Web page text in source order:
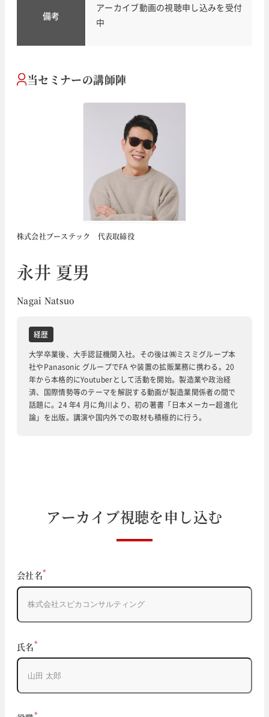
備考
アーカイブ動画の視聴申し込みを受付
中
当セミナーの講師陣
株式会社ブーステック 代表取締役
永井 夏男
Nagai Natsuo
経歴
大学卒業後、大手認証機関入社。その後は㈱ミスミグループ本
社やPanasonic グループでFA や装置の拡販業務に携わる。20
年から本格的にYoutuberとして活動を開始。製造業や政治経
済、国際情勢等のテーマを解説する動画が製造業関係者の間で
話題に。24 年4 月に角川より、初の著書「日本メーカー超進化
論」を出版。講演や国内外での取材も積極的に行う。
アーカイ ブ視聴を申 し込む
会社名*
氏名*
*
If
you
are
human,
ignore
this
field